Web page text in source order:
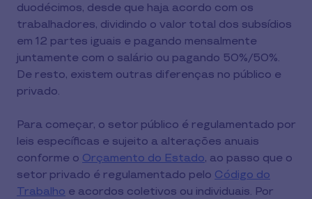
duodécimos, desde que haja acordo com os
trabalhadores, dividindo o valor total dos subsídios
em 12 partes iguais e pagando mensalmente
juntamente com o salário ou pagando 50%/50%.
De resto, existem outras diferenças no público e
privado.
Para começar, o setor público é regulamentado por
leis específicas e sujeito a alterações anuais
conforme o Orçamento do Estado, ao passo que o
setor privado é regulamentado pelo Código do
Trabalho e acordos coletivos ou individuais. Por